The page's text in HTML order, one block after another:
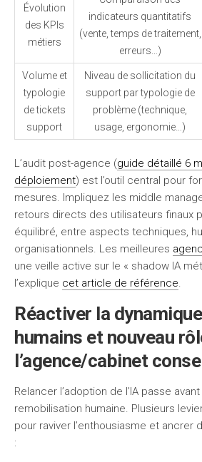
Évolution
des KPIs
métiers
indicateurs quantitatifs
(vente, temps de traitement,
erreurs…)
Volume et
typologie
de tickets
support
Niveau de sollicitation du
support par typologie de
problème (technique,
usage, ergonomie…)
L’audit post-agence (guide détaillé 6
déploiement) est l’outil central pour
mesures. Impliquez les middle
retours directs des utilisateurs finaux
équilibré, entre aspects techniques,
organisationnels. Les meilleures
une veille active sur le « shadow IA
l’explique cet article de référence.
Réactiver la
humains et nouveau
l’agence/cabinet
Relancer l’adoption de l’IA passe
remobilisation humaine. Plusieurs
pour raviver l’enthousiasme et ancrer
: